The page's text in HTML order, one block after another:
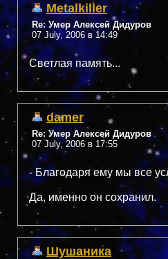
Metalkiller
Re: Умер Алексей Дидуров
07 July, 2006 в 14:49
Светлая память...
damer
Re: Умер Алексей Дидуров
07 July, 2006 в 17:55
- Благодаря ему мы все
Да, именно он сохранил.
Шушаника